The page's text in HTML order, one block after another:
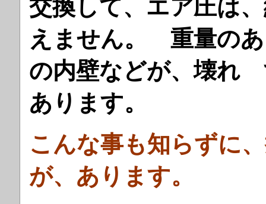
交換して、エア圧は
えません。 重量の
の内壁などが、壊れ
あります。
こんな事も知らずに
が、あります。